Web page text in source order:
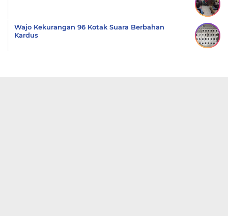
Wajo Kekurangan 96 Kotak Suara Berbahan
Kardus